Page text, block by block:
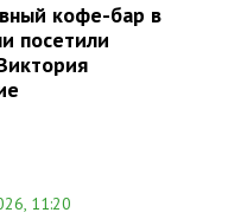
кофе-бар в
посетили
11:20